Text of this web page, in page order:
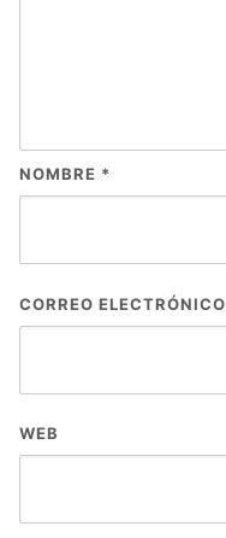
NOMBRE *
CORREO ELECTRÓNICO
WEB